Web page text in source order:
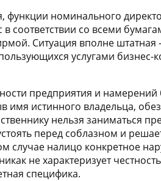
функции номинального
соответствии со всеми
Ситуация вполне штатная
услугами бизнес-
предприятия и
истинного владельца,
нельзя заниматься
перед соблазном и
случае налицо конкретное
не характеризует
специфика.